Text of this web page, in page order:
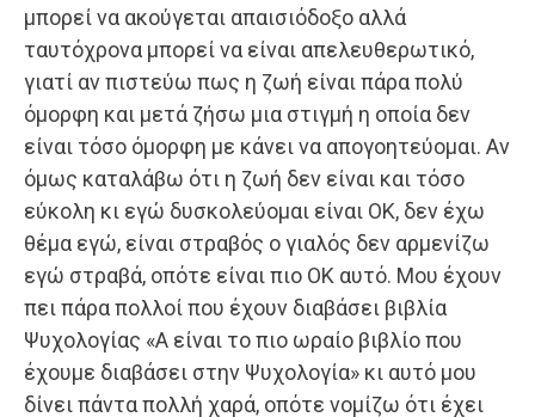
μπορεί να ακούγεται απαισιόδοξο αλλά
ταυτόχρονα μπορεί να είναι απελευθερωτικό,
γιατί αν πιστεύω πως η ζωή είναι πάρα πολύ
όμορφη και μετά ζήσω μια στιγμή η οποία δεν
είναι τόσο όμορφη με κάνει να απογοητεύομαι. Αν
όμως καταλάβω ότι η ζωή δεν είναι και τόσο
εύκολη κι εγώ δυσκολεύομαι είναι ΟΚ, δεν έχω
θέμα εγώ, είναι στραβός ο γιαλός δεν αρμενίζω
εγώ στραβά, οπότε είναι πιο ΟΚ αυτό. Μου έχουν
πει πάρα πολλοί που έχουν διαβάσει βιβλία
Ψυχολογίας «Α είναι το πιο ωραίο βιβλίο που
έχουμε διαβάσει στην Ψυχολογία» κι αυτό μου
δίνει πάντα πολλή χαρά, οπότε νομίζω ότι έχει